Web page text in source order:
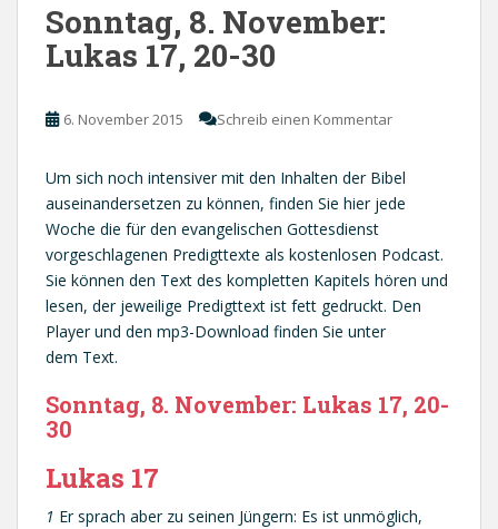
Sonntag, 8. November:
Lukas 17, 20-30
6. November 2015 Schreib einen Kommentar
Um sich noch intensiver mit den Inhalten der Bibel
auseinandersetzen zu können, finden Sie hier jede
Woche die für den evangelischen Gottesdienst
vorgeschlagenen Predigttexte als kostenlosen Podcast.
Sie können den Text des kompletten Kapitels hören und
lesen, der jeweilige Predigttext ist fett gedruckt. Den
Player und den mp3-Download finden Sie unter
dem Text.
Sonntag, 8. November: Lukas 17, 20-
30
Lukas 17
1 Er sprach aber zu seinen Jüngern: Es ist unmöglich,